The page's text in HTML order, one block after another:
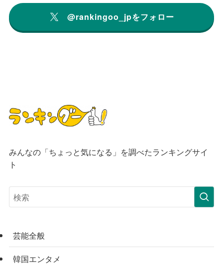
@rankingoo_jpをフォロー
みんなの「ちょっと気になる」を調べたランキングサイ
ト
芸能全般
韓国エンタメ